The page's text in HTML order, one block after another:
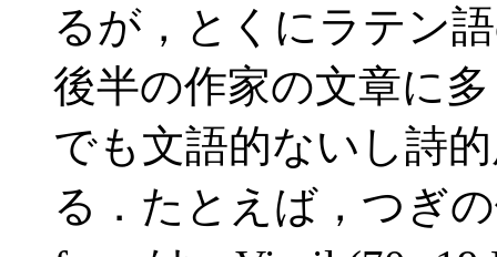
るが，とくにラテン
後半の作家の文章に
でも文語的ないし詩
る．たとえば，つぎ